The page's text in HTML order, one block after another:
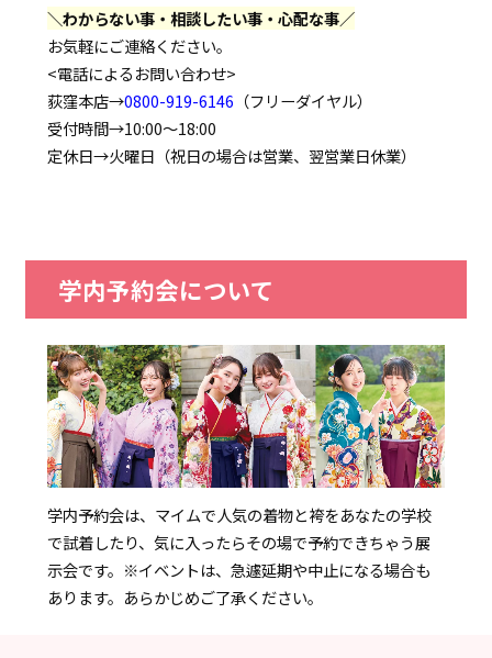
＼わからない事・相談したい事・心配な事／
お気軽にご連絡ください。
<電話によるお問い合わせ>
荻窪本店→0800-919-6146 （フリーダイヤル）
受付時間→10:00～18:00
定休日→火曜日（祝日の場合は営業、翌営業日休業）
学内予約会について
学内予約会は、マイムで人気の着物と袴をあなたの学校
で試着したり、気に入ったらその場で予約できちゃう展
示会です。 ※イベントは、急遽延期や中止になる場合も
あります。あらかじめご了承ください。